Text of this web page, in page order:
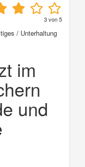
3von5
/ Unterhaltung
im
und